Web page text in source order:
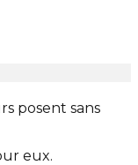
posent sans
eux.